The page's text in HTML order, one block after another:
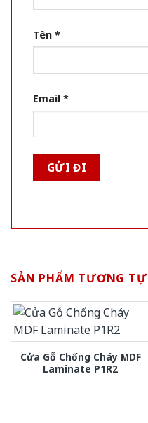
Tên *
Email *
SẢN PHẨM TƯƠNG TỰ
Cửa Gỗ Chống Cháy MDF
Laminate P1R2